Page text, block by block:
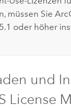
müssen Sie
oder höher
und
License